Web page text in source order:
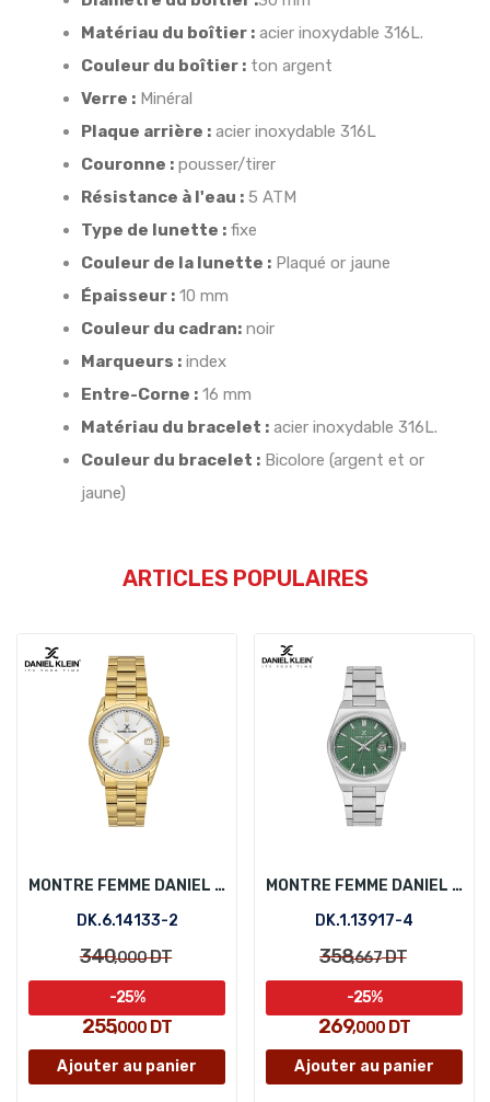
Matériau du boîtier : acier inoxydable 316L.
Couleur du boîtier : ton argent
Verre : Minéral
Plaque arrière : acier inoxydable 316L
Couronne : pousser/tirer
Résistance à l'eau : 5 ATM
Type de lunette : fixe
Couleur de la lunette : Plaqué or jaune
Épaisseur : 10 mm
Couleur du cadran: noir
Marqueurs : index
Entre-Corne : 16 mm
Matériau du bracelet : acier inoxydable 316L.
Couleur du bracelet : Bicolore (argent et or
jaune)
ARTICLES POPULAIRES
MONTRE FEMME DANIEL KLEIN DK.6.14133-2
DK.6.14133-2
340,000DT
255,000 DT
-25%
Ajouter au panier
MONTRE FEMME DANIEL KLEIN DK.1.13917-4
DK.1.13917-4
358,667DT
269,000 DT
-25%
Ajouter au panier